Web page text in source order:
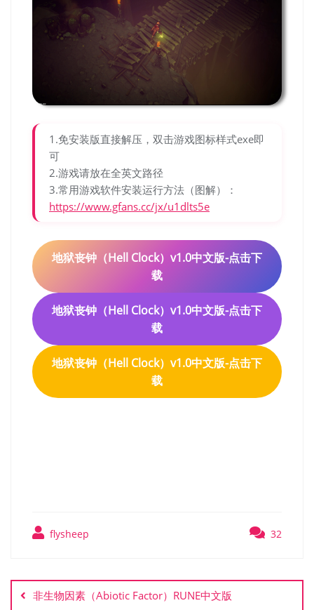
1.免安装版直接解压，双击游戏图标样式exe即
可
2.游戏请放在全英文路径
3.常用游戏软件安装运行方法（图解）：
https://www.gfans.cc/jx/u1dlts5e
地狱丧钟（Hell Clock）v1.0中文版-点击下
载
地狱丧钟（Hell Clock）v1.0中文版-点击下
载
地狱丧钟（Hell Clock）v1.0中文版-点击下
载
flysheep 32
章
导 非生物因素（Abiotic Factor）RUNE中文版